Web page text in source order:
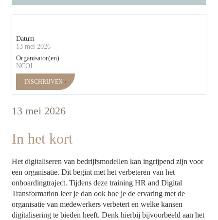
Datum
13 mei 2026
Organisator(en)
NCOI
INSCHRIJVEN
13 mei 2026
In het kort
Het digitaliseren van bedrijfsmodellen kan ingrijpend zijn voor
een organisatie. Dit begint met het verbeteren van het
onboardingtraject. Tijdens deze training HR and Digital
Transformation leer je dan ook hoe je de ervaring met de
organisatie van medewerkers verbetert en welke kansen
digitalisering te bieden heeft. Denk hierbij bijvoorbeeld aan het